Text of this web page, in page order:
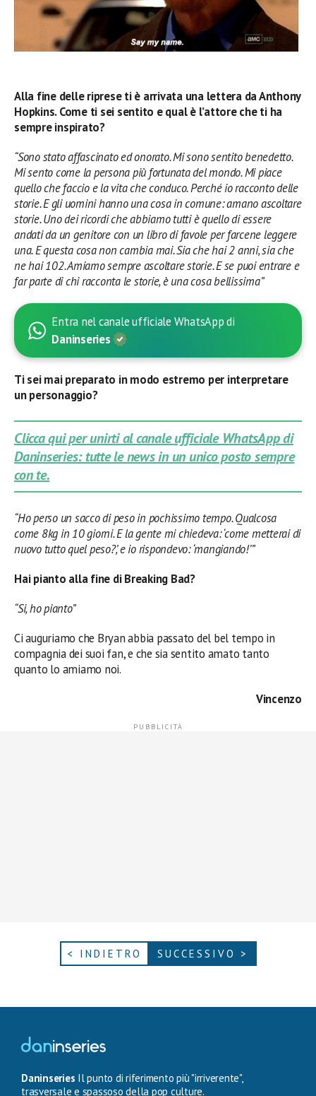
Alla fine delle riprese ti è arrivata una lettera da Anthony
Hopkins. Come ti sei sentito e qual è l’attore che ti ha
sempre inspirato?
“Sono stato affascinato ed onorato. Mi sono sentito benedetto.
Mi sento come la persona più fortunata del mondo. Mi piace
quello che faccio e la vita che conduco. Perché io racconto delle
storie. E gli uomini hanno una cosa in comune: amano ascoltare
storie. Uno dei ricordi che abbiamo tutti è quello di essere
andati da un genitore con un libro di favole per farcene leggere
una. E questa cosa non cambia mai. Sia che hai 2 anni, sia che
ne hai 102. Amiamo sempre ascoltare storie. E se puoi entrare e
far parte di chi racconta le storie, è una cosa bellissima”
Entra nel canale ufficiale WhatsApp di
Daninseries
Ti sei mai preparato in modo estremo per interpretare
un personaggio?
Clicca qui per unirti al canale ufficiale WhatsApp di
Daninseries: tutte le news in un unico posto sempre
con te.
“Ho perso un sacco di peso in pochissimo tempo. Qualcosa
come 8kg in 10 giorni. E la gente mi chiedeva: ‘come metterai di
nuovo tutto quel peso?’, e io rispondevo: ‘mangiando!’”
Hai pianto alla fine di Breaking Bad?
“Si, ho pianto”
Ci auguriamo che Bryan abbia passato del bel tempo in
compagnia dei suoi fan, e che sia sentito amato tanto
quanto lo amiamo noi.
Vincenzo
< INDIETRO SUCCESSIVO >
Daninseries Il punto di riferimento più "irriverente",
trasversale e spassoso della pop culture.